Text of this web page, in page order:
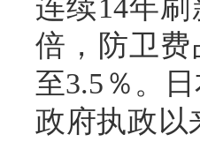
连续14年
倍，防卫费
至3.5％。
政府执政以